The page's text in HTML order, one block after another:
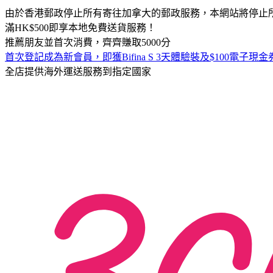
由於香港郵政停止所有寄往加拿大的郵政服務，本網站將停
滿HK$500即享本地免費送貨服務！
推薦朋友並首次消費，齊齊賺取5000分
首次登記成為新會員，即獲Bifina S 3天體驗裝及$100電子現金
全店提供海外運送服務到指定國家